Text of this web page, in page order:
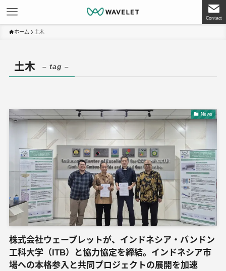
Contact
ホーム 土木
土木 – tag –
News
株式会社ウェーブレットが、インドネシア・バンドン
工科大学（ITB）と協力協定を締結。インドネシア市
場への本格参入と共同プロジェクトの展開を加速